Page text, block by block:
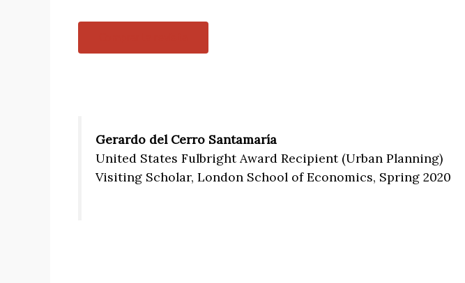
Gerardo del Cerro Santamaría
United States Fulbright Award Recipient (Urban Planning)
Visiting Scholar, London School of Economics, Spring 2020